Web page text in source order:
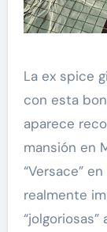
La ex spice
con esta
aparece
mansión en
“Versace”
realmente